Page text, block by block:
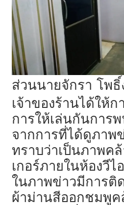
ส่วนนายจักรา โพธิ์
เจ้าของร้านได้ให้ก
การให้เล่นกันการ
จากการที่ได้ดูภาพ
ทราบว่าเป็นภาพค
เกอร์ภายในห้องวี
ในภาพข่าวมีการติ
ผ้าม่านสีออกชมพู